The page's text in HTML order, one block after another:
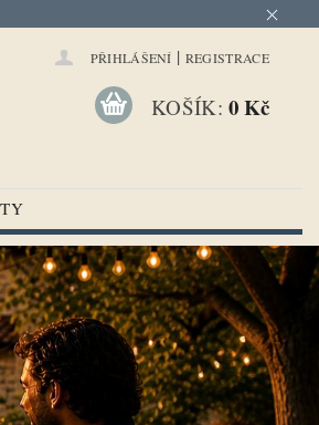
PŘIHLÁŠENÍ | REGISTRACE
KOŠÍK: 0 Kč